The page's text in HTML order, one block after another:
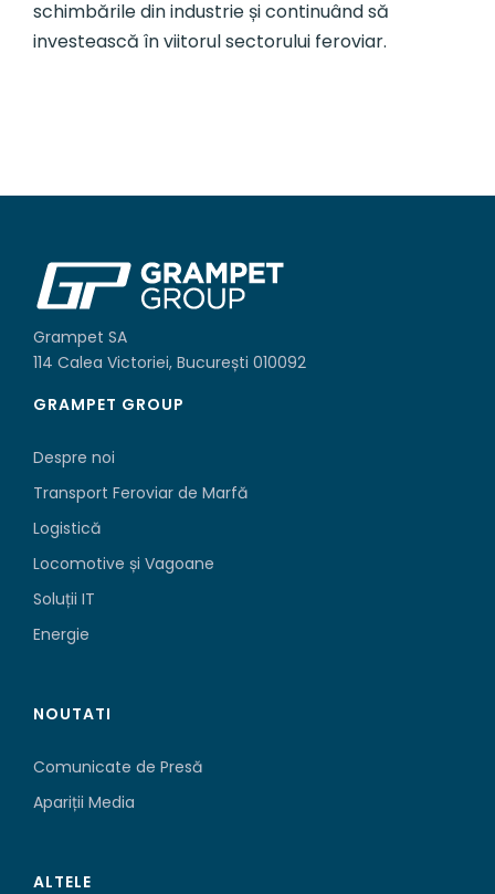
schimbările din industrie și continuând să
investească în viitorul sectorului feroviar.
Grampet SA
114 Calea Victoriei, București 010092
GRAMPET GROUP
Despre noi
Transport Feroviar de Marfă
Logistică
Locomotive și Vagoane
Soluții IT
Energie
NOUTATI
Comunicate de Presă
Apariții Media
ALTELE